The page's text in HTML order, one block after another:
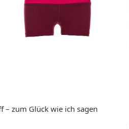
– zum Glück wie ich sagen